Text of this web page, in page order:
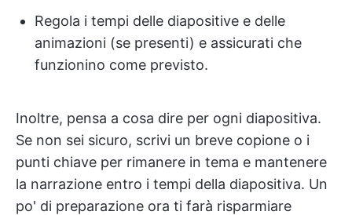
Regola i tempi delle diapositive e delle
animazioni (se presenti) e assicurati che
funzionino come previsto.
Inoltre, pensa a cosa dire per ogni diapositiva.
Se non sei sicuro, scrivi un breve copione o i
punti chiave per rimanere in tema e mantenere
la narrazione entro i tempi della diapositiva. Un
po' di preparazione ora ti farà risparmiare